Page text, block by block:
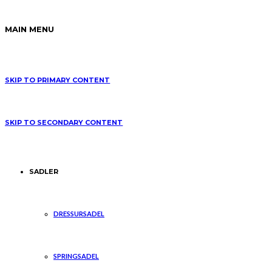
MAIN MENU
SKIP TO PRIMARY CONTENT
SKIP TO SECONDARY CONTENT
SADLER
DRESSURSADEL
SPRINGSADEL